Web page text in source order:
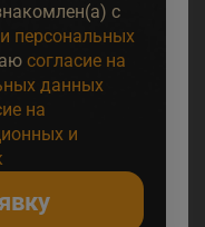
с
персональных
согласие на
данных
на
и